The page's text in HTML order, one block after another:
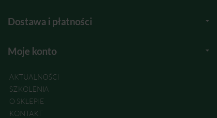
Dostawa i płatności
Moje konto
AKTUALNOŚCI
SZKOLENIA
O SKLEPIE
KONTAKT